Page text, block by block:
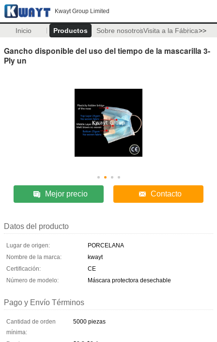
Kwayt Group Limited
Inicio Productos Sobre nosotrosVisita a la Fábrica>>
Gancho disponible del uso del tiempo de la mascarilla 3-
Ply un
Mejor precio Contacto
Datos del producto
Lugar de origen:
PORCELANA
Nombre de la marca:
kwayt
Certificación:
CE
Número de modelo:
Máscara protectora desechable
Pago y Envío Términos
Cantidad de orden
mínima:
5000 piezas